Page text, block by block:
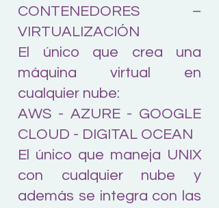
CONTENEDORES –
VIRTUALIZACIÓN
El único que crea una
máquina virtual en
cualquier nube:
AWS - AZURE - GOOGLE
CLOUD - DIGITAL OCEAN
El único que maneja UNIX
con cualquier nube y
además se integra con las